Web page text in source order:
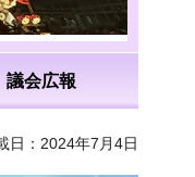
議会広報
日：2024年7月4日